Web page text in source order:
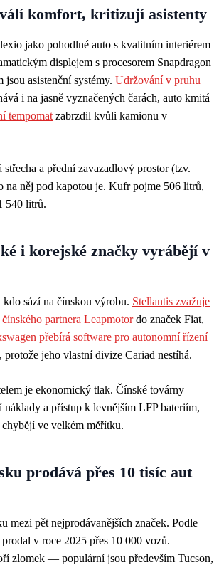
komfort, kritizují asistenty
jako pohodlné auto s kvalitním interiérem
displejem s procesorem Snapdragon
jsou asistenční systémy. Udržování v pruhu
i na jasně vyznačených čarách, auto kmitá
tempomat zabrzdil kvůli kamionu v
a přední zavazadlový prostor (tzv.
na něj pod kapotou je. Kufr pojme 506 litrů,
540 litrů.
i korejské značky vyrábějí v
sází na čínskou výrobu. Stellantis zvažuje
partnera Leapmotordo značek Fiat,
přebírá software pro autonomní řízení
, protože jeho vlastní divize Cariad nestíhá.
je ekonomický tlak. Čínské továrny
a přístup k levnějším LFP bateriím,
ve velkém měřítku.
prodává přes 10 tisíc aut
mezi pět nejprodávanějších značek. Podle
v roce 2025 přes 10 000 vozů.
zlomek — populární jsou především Tucson,